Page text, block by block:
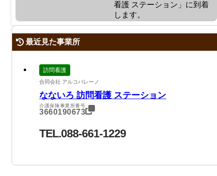
看護 ステーション」に到着
します。
最近見た事業所
訪問看護
合同会社 アルコバレーノ
なないろ 訪問看護 ステーション
介護保険事業所番号
3660190673
TEL.088-661-1229